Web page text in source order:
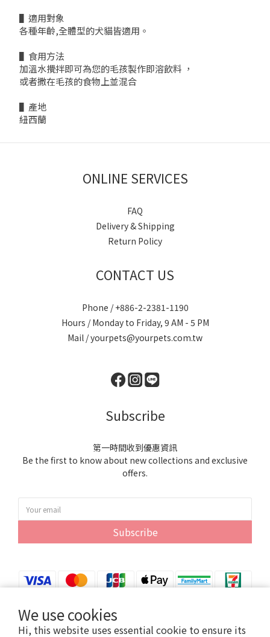
We use cookies
Hi, this website uses essential cookie to ensure its
▌適用對象
各種年齡,全體型的犬貓皆適用。
▌食用方法
加溫水攪拌即可為您的毛孩製作即溶飲料 ，
或者撒在毛孩的食物上並混合
▌產地
紐西蘭
ONLINE SERVICES
FAQ
Delivery & Shipping
Return Policy
CONTACT US
Phone / +886-2-2381-1190
Hours / Monday to Friday, 9 AM - 5 PM
Mail / yourpets@yourpets.com.tw
Subscribe
第一時間收到優惠資訊
Be the first to know about new collections and exclusive
offers.
Subscribe